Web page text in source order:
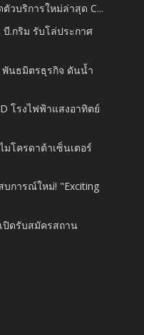
วบริการใหม่ล่าสุด C...
.กริม รับโล่ประกาศ
พันธมิตรธุรกิจ ดันน้ำ
โรงไฟฟ้าแสงอาทิตย์
มโครดาต้าเซ็นเตอร์
การณ์ใหม่! "Exciting
ปิดรับสมัครสถาน